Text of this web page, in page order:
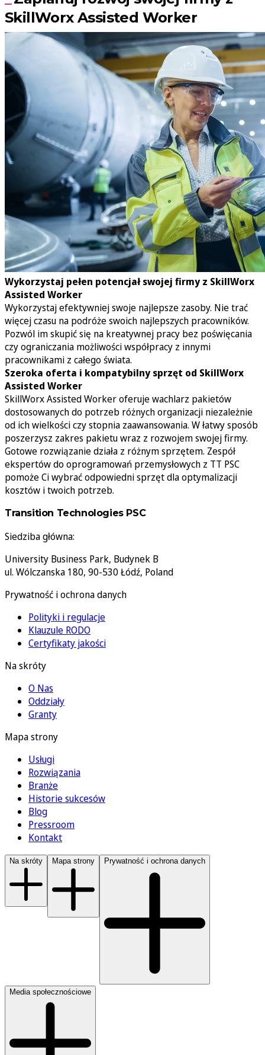
SkillWorx Assisted Worker
Wykorzystaj pełen potencjał swojej firmy z SkillWorx
Assisted Worker
Wykorzystaj efektywniej swoje najlepsze zasoby. Nie trać
więcej czasu na podróże swoich najlepszych pracowników.
Pozwól im skupić się na kreatywnej pracy bez poświęcania
czy ograniczania możliwości współpracy z innymi
pracownikami z całego świata.
Szeroka oferta i kompatybilny sprzęt od SkillWorx
Assisted Worker
SkillWorx Assisted Worker oferuje wachlarz pakietów
dostosowanych do potrzeb różnych organizacji niezależnie
od ich wielkości czy stopnia zaawansowania. W łatwy sposób
poszerzysz zakres pakietu wraz z rozwojem swojej firmy.
Gotowe rozwiązanie działa z różnym sprzętem. Zespół
ekspertów do oprogramowań przemysłowych z TT PSC
pomoże Ci wybrać odpowiedni sprzęt dla optymalizacji
kosztów i twoich potrzeb.
Transition Technologies PSC
Siedziba główna:
University Business Park, Budynek B
ul. Wólczanska 180, 90-530 Łódź, Poland
Prywatność i ochrona danych
Polityki i regulacje
Klauzule RODO
Certyfikaty jakości
Na skróty
O Nas
Oddziały
Granty
Mapa strony
Usługi
Rozwiązania
Branże
Historie sukcesów
Blog
Pressroom
Kontakt
Na skróty Mapa strony Prywatność i ochrona danych
Media społecznościowe